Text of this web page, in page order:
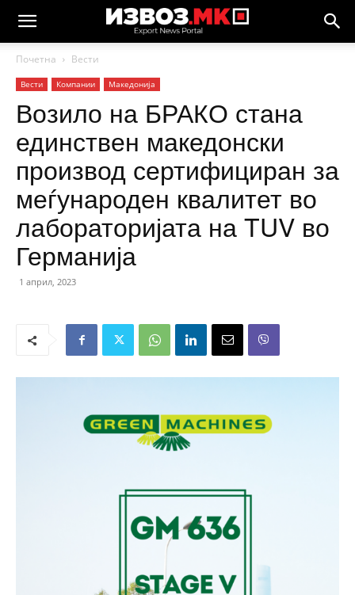
Почетна Вести
Вести Компании Македонија
Возило на БРАКО стана
единствен македонски
производ сертифициран за
меѓународен квалитет во
лабораторијата на TUV во
Германија
1 април, 2023